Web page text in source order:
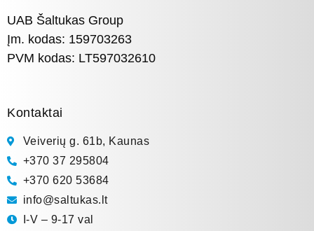
UAB Šaltukas Group
Įm. kodas: 159703263
PVM kodas: LT597032610
Kontaktai
Veiverių g. 61b, Kaunas
+370 37 295804
+370 620 53684
info@saltukas.lt
I-V – 9-17 val